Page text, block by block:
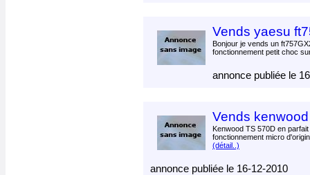
Vends yaesu
Bonjour je vends un
fonctionnement petit choc
annonce publiée le
Vends
Kenwood TS 570D en
fonctionnement micro
(détail..)
annonce publiée le 16-12-2010